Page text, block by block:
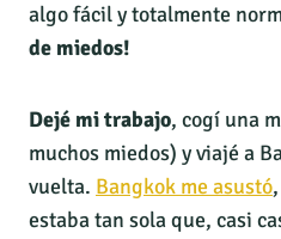
algo fácil y totalmente
de miedos!
Dejé mi trabajo, cogí una
muchos miedos) y viajé a
vuelta. Bangkok me asustó
estaba tan sola que, casi